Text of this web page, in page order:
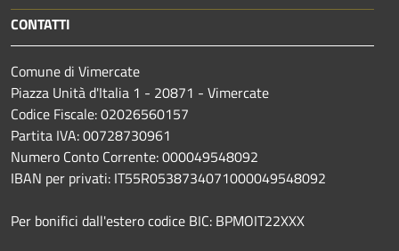
CONTATTI
Comune di Vimercate
Piazza Unità d'Italia 1 - 20871 - Vimercate
Codice Fiscale: 02026560157
Partita IVA: 00728730961
Numero Conto Corrente: 000049548092
IBAN per privati: IT55R0538734071000049548092
Per bonifici dall'estero codice BIC: BPMOIT22XXX